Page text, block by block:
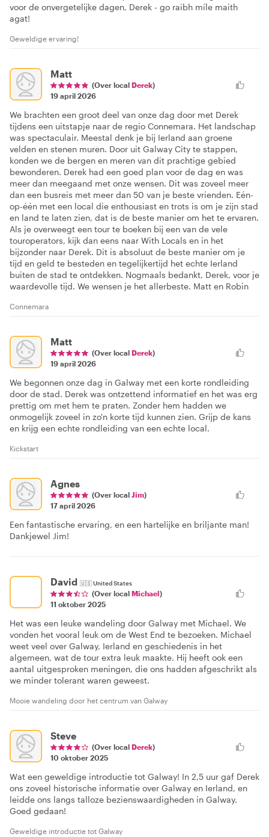
voor de onvergetelijke dagen, Derek - go raibh míle maith
agat!
Geweldige ervaring!
Matt
(Over local Derek)
19 april 2026
We brachten een groot deel van onze dag door met Derek
tijdens een uitstapje naar de regio Connemara. Het landschap
was spectaculair. Meestal denk je bij Ierland aan groene
velden en stenen muren. Door uit Galway City te stappen,
konden we de bergen en meren van dit prachtige gebied
bewonderen. Derek had een goed plan voor de dag en was
meer dan meegaand met onze wensen. Dit was zoveel meer
dan een busreis met meer dan 50 van je beste vrienden. Eén-
op-één met een local die enthousiast en trots is om je zijn stad
en land te laten zien, dat is de beste manier om het te ervaren.
Als je overweegt een tour te boeken bij een van de vele
touroperators, kijk dan eens naar With Locals en in het
bijzonder naar Derek. Dit is absoluut de beste manier om je
tijd en geld te besteden en tegelijkertijd het echte Ierland
buiten de stad te ontdekken. Nogmaals bedankt, Derek, voor je
waardevolle tijd. We wensen je het allerbeste. Matt en Robin
Connemara
Matt
(Over local Derek)
19 april 2026
We begonnen onze dag in Galway met een korte rondleiding
door de stad. Derek was ontzettend informatief en het was erg
prettig om met hem te praten. Zonder hem hadden we
onmogelijk zoveel in zo'n korte tijd kunnen zien. Grijp de kans
en krijg een echte rondleiding van een echte local.
Kickstart
Agnes
(Over local Jim)
17 april 2026
Een fantastische ervaring, en een hartelijke en briljante man!
Dankjewel Jim!
David 🇺🇸United States
(Over local Michael)
11 oktober 2025
Het was een leuke wandeling door Galway met Michael. We
vonden het vooral leuk om de West End te bezoeken. Michael
weet veel over Galway, Ierland en geschiedenis in het
algemeen, wat de tour extra leuk maakte. Hij heeft ook een
aantal uitgesproken meningen, die ons hadden afgeschrikt als
we minder tolerant waren geweest.
Mooie wandeling door het centrum van Galway
Steve
(Over local Derek)
10 oktober 2025
Wat een geweldige introductie tot Galway! In 2,5 uur gaf Derek
ons zoveel historische informatie over Galway en Ierland, en
leidde ons langs talloze bezienswaardigheden in Galway.
Goed gedaan!
Geweldige introductie tot Galway